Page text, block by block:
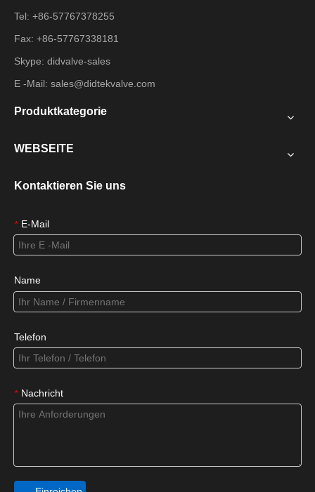
Tel: +86-57767378255
Fax: +86-57767338181
Skype: didvalve-sales
E -Mail: sales@didtekvalve.com
Produktkategorie
WEBSEITE
Kontaktieren Sie uns
* E-Mail
Name
Telefon
* Nachricht